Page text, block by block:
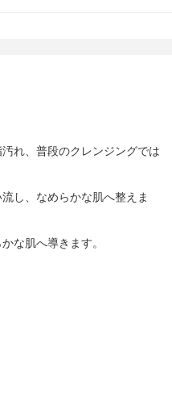
れ、普段のクレンジングでは
し、なめらかな肌へ整えま
な肌へ導きます。